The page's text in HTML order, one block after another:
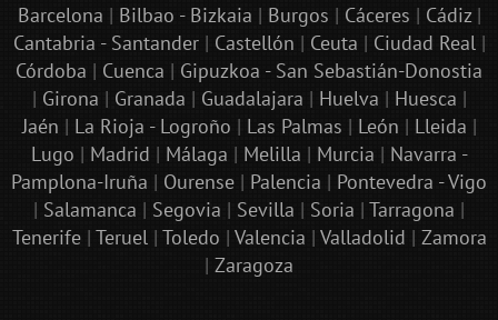
Barcelona | Bilbao - Bizkaia | Burgos | Cáceres | Cádiz|
Cantabria - Santander| Castellón | Ceuta | Ciudad Real|
Córdoba | Cuenca | Gipuzkoa - San Sebastián-Donostia
| Girona | Granada | Guadalajara | Huelva | Huesca |
Jaén | La Rioja - Logroño | Las Palmas | León | Lleida |
Lugo | Madrid | Málaga | Melilla | Murcia | Navarra -
Pamplona-Iruña | Ourense | Palencia | Pontevedra - Vigo
| Salamanca | Segovia | Sevilla | Soria | Tarragona |
Tenerife| Teruel| Toledo | Valencia | Valladolid | Zamora
| Zaragoza